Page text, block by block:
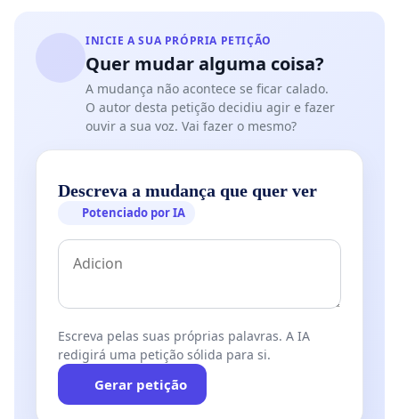
INICIE A SUA PRÓPRIA PETIÇÃO
Quer mudar alguma coisa?
A mudança não acontece se ficar calado.
O autor desta petição decidiu agir e fazer
ouvir a sua voz. Vai fazer o mesmo?
Descreva a mudança que quer ver
Potenciado por IA
Escreva pelas suas próprias palavras. A IA
redigirá uma petição sólida para si.
Gerar petição